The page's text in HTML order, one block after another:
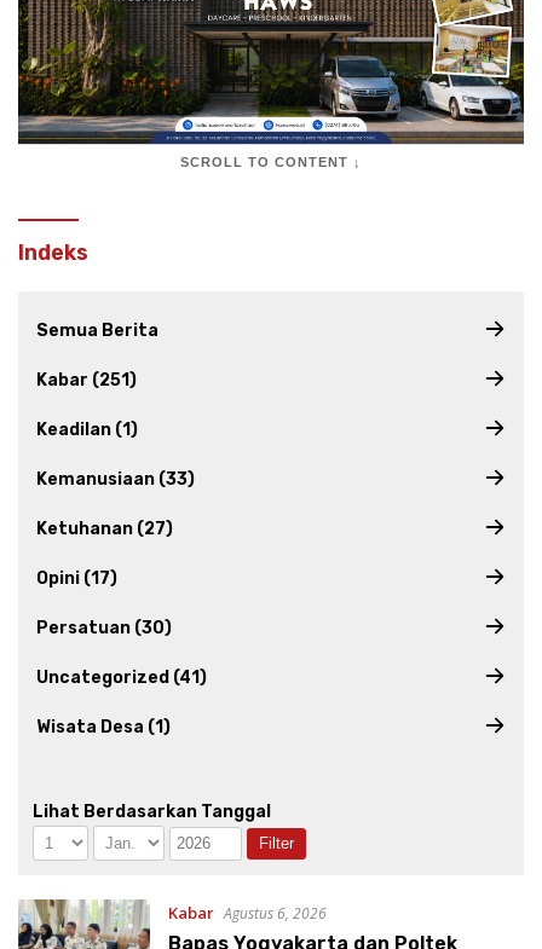
SCROLL TO CONTENT ↓
Indeks
Semua Berita
Kabar (251)
Keadilan (1)
Kemanusiaan (33)
Ketuhanan (27)
Opini (17)
Persatuan (30)
Uncategorized (41)
Wisata Desa (1)
Lihat Berdasarkan Tanggal
Kabar Agustus 6, 2026
Bapas Yogyakarta dan Poltek